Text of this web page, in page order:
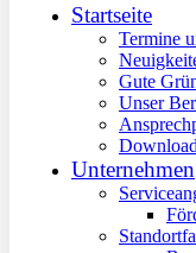
Startseite
Termine
Gute
Unser
Unternehmen